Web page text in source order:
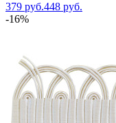
379 руб.448 руб.
-16%